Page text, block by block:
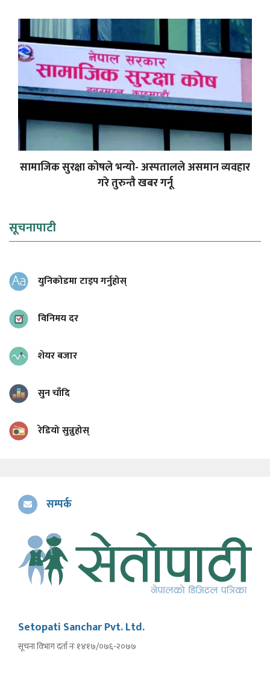
सामाजिक सुरक्षा कोषले भन्यो- अस्पतालले असमान व्यवहार
गरे तुरुन्तै खबर गर्नू
सूचनापाटी
युनिकोडमा टाइप गर्नुहोस्
विनिमय दर
शेयर बजार
सुन चाँदि
रेडियो सुन्नुहोस्
सम्पर्क
Setopati Sanchar Pvt. Ltd.
सूचना विभाग दर्ता नंः १४१७/०७६-२०७७